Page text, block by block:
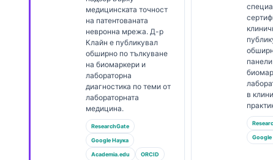
медицинската точност
на патентованата
невронна мрежа. Д-р
Клайн е публикувал
обширно по тълкуване
на биомаркери и
лабораторна
диагностика по теми от
лабораторната
медицина.
ResearchGate
Google Наука
Academia.edu ORCID
в
Google